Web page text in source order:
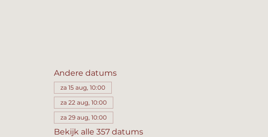
Andere datums
za 15 aug, 10:00
za 22 aug, 10:00
za 29 aug, 10:00
Bekijk alle 357 datums